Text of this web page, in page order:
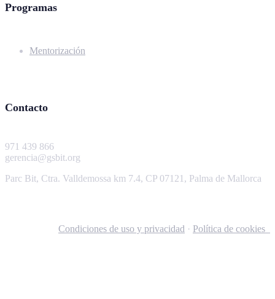
Programas
Mentorización
Contacto
971 439 866
gerencia@gsbit.org
Parc Bit, Ctra. Valldemossa km 7.4, CP 07121, Palma de Mallorca
Condiciones de uso y privacidad · Política de cookies